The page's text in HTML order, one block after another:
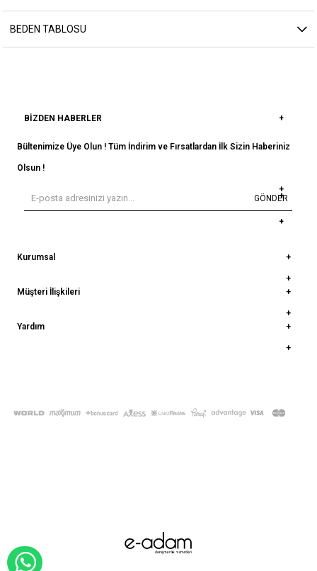
BEDEN TABLOSU
BIZDEN HABERLER
Bültenimize Üye Olun ! Tüm İndirim ve Fırsatlardan İlk Sizin Haberiniz
Olsun !
GÖNDER
Kurumsal
Müşteri İlişkileri
Yardım